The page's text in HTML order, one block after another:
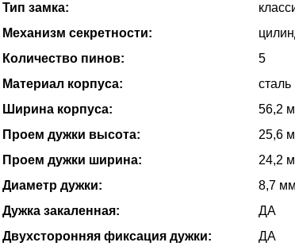
Тип замка:
Механизм секретности:
Количество пинов:
5
Материал корпуса:
сталь
Ширина корпуса:
56,2
Проем дужки высота:
25,6
Проем дужки ширина:
24,2
Диаметр дужки:
8,7 мм
Дужка закаленная:
ДА
Двухсторонняя фиксация дужки:
ДА